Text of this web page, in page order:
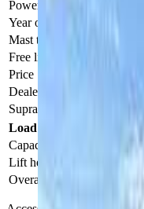
Power unit
Year of manufacture
Mast type
Free lift (mm)
Price
Dealer product no.
Supralift product no.
Load capacity, lifting
Capacity (kg)
Lift height (mm)
Overall height (mm)